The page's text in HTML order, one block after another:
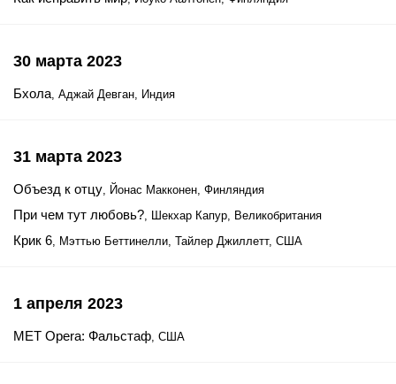
30 марта 2023
Бхола, Аджай Девган, Индия
31 марта 2023
Объезд к отцу, Йонас Макконен, Финляндия
При чем тут любовь?, Шекхар Капур, Великобритания
Крик 6, Мэттью Беттинелли, Тайлер Джиллетт, США
1 апреля 2023
MET Opera: Фальстаф, США